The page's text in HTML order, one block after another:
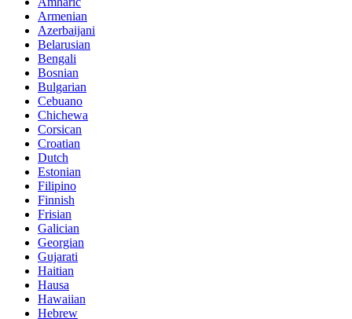
Armenian
Azerbaijani
Belarusian
Bengali
Bosnian
Bulgarian
Cebuano
Chichewa
Corsican
Croatian
Dutch
Estonian
Filipino
Finnish
Frisian
Galician
Georgian
Gujarati
Haitian
Hausa
Hawaiian
Hebrew